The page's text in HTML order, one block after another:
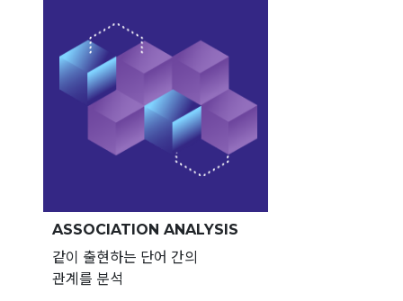
ASSOCIATION ANALYSIS
같이 출현하는 단어 간의
관계를 분석